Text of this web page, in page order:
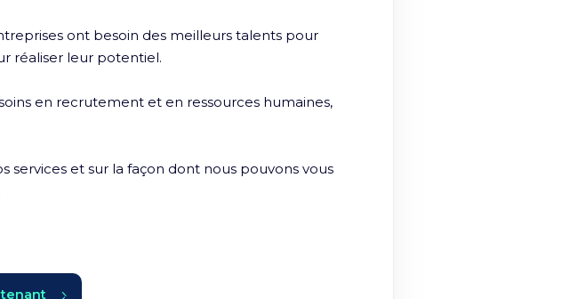
ont besoin des meilleurs talents pour
réaliser leur potentiel.
en recrutement et en ressources humaines,
services et sur la façon dont nous pouvons vous